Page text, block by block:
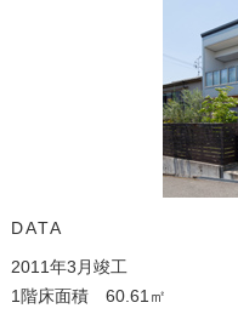
DATA
2011年3月竣工
1階床面積 60.61㎡